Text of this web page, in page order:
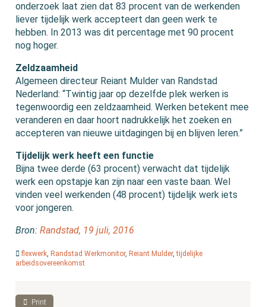
onderzoek laat zien dat 83 procent van de werkenden
liever tijdelijk werk accepteert dan geen werk te
hebben. In 2013 was dit percentage met 90 procent
nog hoger.
Zeldzaamheid
Algemeen directeur Reiant Mulder van Randstad
Nederland: “Twintig jaar op dezelfde plek werken is
tegenwoordig een zeldzaamheid. Werken betekent mee
veranderen en daar hoort nadrukkelijk het zoeken en
accepteren van nieuwe uitdagingen bij en blijven leren.”
Tijdelijk werk heeft een functie
Bijna twee derde (63 procent) verwacht dat tijdelijk
werk een opstapje kan zijn naar een vaste baan. Wel
vinden veel werkenden (48 procent) tijdelijk werk iets
voor jongeren.
Bron:Randstad, 19 juli, 2016
flexwerk, Randstad Werkmonitor, Reiant Mulder,tijdelijke
arbeidsovereenkomst
Print